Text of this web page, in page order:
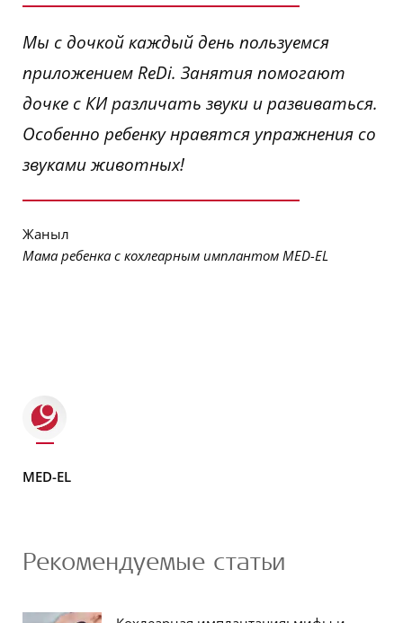
Мы с дочкой каждый день пользуемся
приложением ReDi. Занятия помогают
дочке с КИ различать звуки и развиваться.
Особенно ребенку нравятся упражнения со
звуками животных!
Жаныл
Мама ребенка с кохлеарным имплантом MED-EL
MED-EL
Рекомендуемые статьи